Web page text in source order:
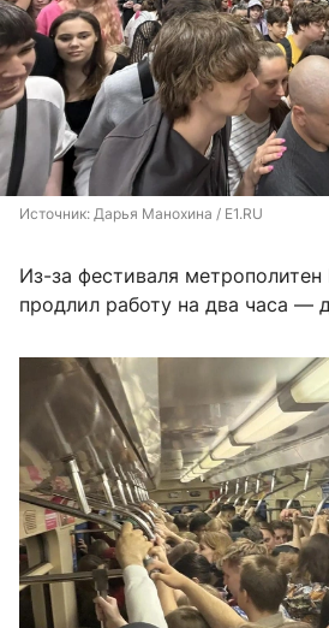
Источник: Дарья Манохина / E1.RU
Из-за фестиваля метрополитен
продлил работу на два часа —